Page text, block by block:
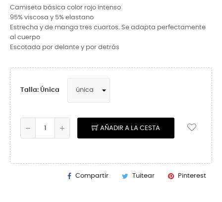
Camiseta básica color rojo intenso
95% viscosa y 5% elastano
Estrecha y de manga tres cuartos. Se adapta perfectamente
al cuerpo
Escotada por delante y por detrás
Talla: Única
AÑADIR A LA CESTA
Compartir Tuitear Pinterest